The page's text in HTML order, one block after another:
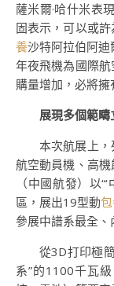
薩米爾·哈什米表
固表示，可以或
養沙特阿拉伯阿迪
年夜飛機為國際
購量增加，必將擁
展現多個範疇
本次航展上
航空動員機、高
（中國航發）以
區，展出19型動
參展中譜系最全
從3D打印極
系”的1100千瓦